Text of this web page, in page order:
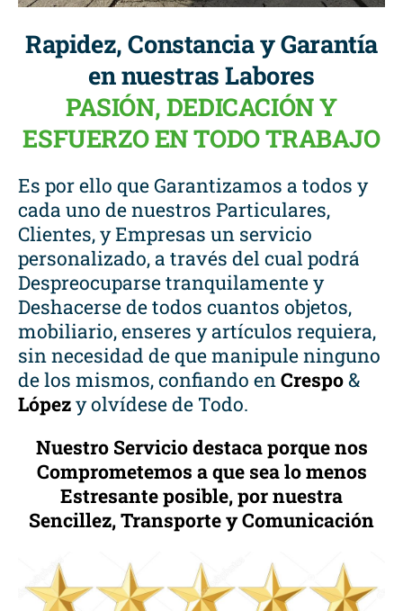
Rapidez, Constancia y Garantía
en nuestras Labores
PASIÓN, DEDICACIÓN Y
ESFUERZO EN TODO TRABAJO
Es por ello que Garantizamos a todos y
cada uno de nuestros Particulares,
Clientes, y Empresas un servicio
personalizado, a través del cual podrá
Despreocuparse tranquilamente y
Deshacerse de todos cuantos objetos,
mobiliario, enseres y artículos requiera,
sin necesidad de que manipule ninguno
de los mismos, confiando en Crespo&
Lópezy olvídese de Todo.
Nuestro Servicio destaca porque nos
Comprometemos a que sea lo menos
Estresante posible, por nuestra
Sencillez, Transporte y Comunicación